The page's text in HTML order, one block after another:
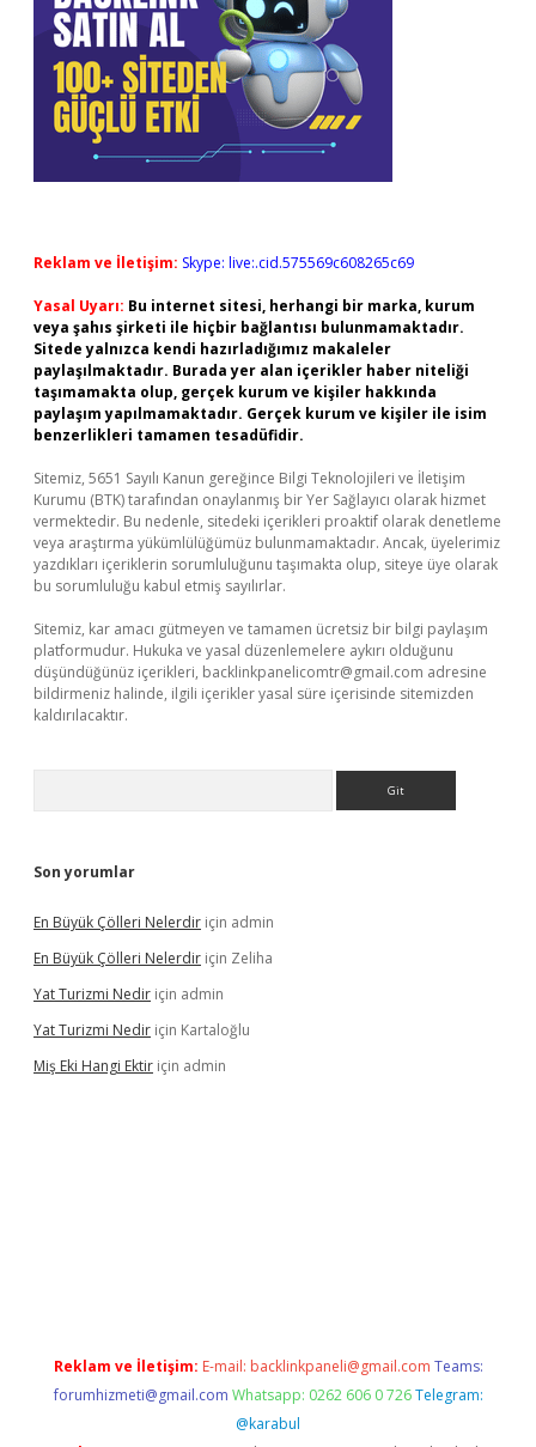
Reklam ve İletişim: Skype: live:.cid.575569c608265c69
Yasal Uyarı: Bu internet sitesi, herhangi bir marka, kurum
veya şahıs şirketi ile hiçbir bağlantısı bulunmamaktadır.
Sitede yalnızca kendi hazırladığımız makaleler
paylaşılmaktadır. Burada yer alan içerikler haber niteliği
taşımamakta olup, gerçek kurum ve kişiler hakkında
paylaşım yapılmamaktadır. Gerçek kurum ve kişiler ile isim
benzerlikleri tamamen tesadüfidir.
Sitemiz, 5651 Sayılı Kanun gereğince Bilgi Teknolojileri ve İletişim
Kurumu (BTK) tarafından onaylanmış bir Yer Sağlayıcı olarak hizmet
vermektedir. Bu nedenle, sitedeki içerikleri proaktif olarak denetleme
veya araştırma yükümlülüğümüz bulunmamaktadır. Ancak, üyelerimiz
yazdıkları içeriklerin sorumluluğunu taşımakta olup, siteye üye olarak
bu sorumluluğu kabul etmiş sayılırlar.
Sitemiz, kar amacı gütmeyen ve tamamen ücretsiz bir bilgi paylaşım
platformudur. Hukuka ve yasal düzenlemelere aykırı olduğunu
düşündüğünüz içerikleri, backlinkpanelicomtr@gmail.com adresine
bildirmeniz halinde, ilgili içerikler yasal süre içerisinde sitemizden
kaldırılacaktır.
Son yorumlar
En Büyük Çölleri Nelerdir için admin
En Büyük Çölleri Nelerdir için Zeliha
Yat Turizmi Nedir için admin
Yat Turizmi Nedir için Kartaloğlu
Miş Eki Hangi Ektir için admin
Reklam ve İletişim: E-mail: backlinkpaneli@gmail.com Teams:
forumhizmeti@gmail.com Whatsapp: 0262 606 0 726 Telegram:
@karabul